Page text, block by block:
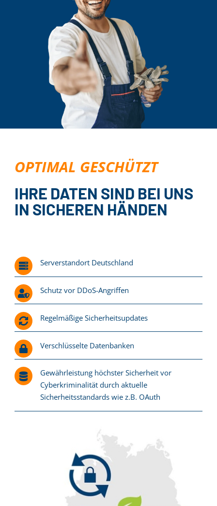
OPTIMAL GESCHÜTZT
IHRE DATEN SIND BEI UNS
IN SICHEREN HÄNDEN
Serverstandort Deutschland
Schutz vor DDoS-Angriffen
Regelmäßige Sicherheitsupdates
Verschlüsselte Datenbanken
Gewährleistung höchster Sicherheit vor
Cyberkriminalität durch aktuelle
Sicherheitsstandards wie z.B. OAuth